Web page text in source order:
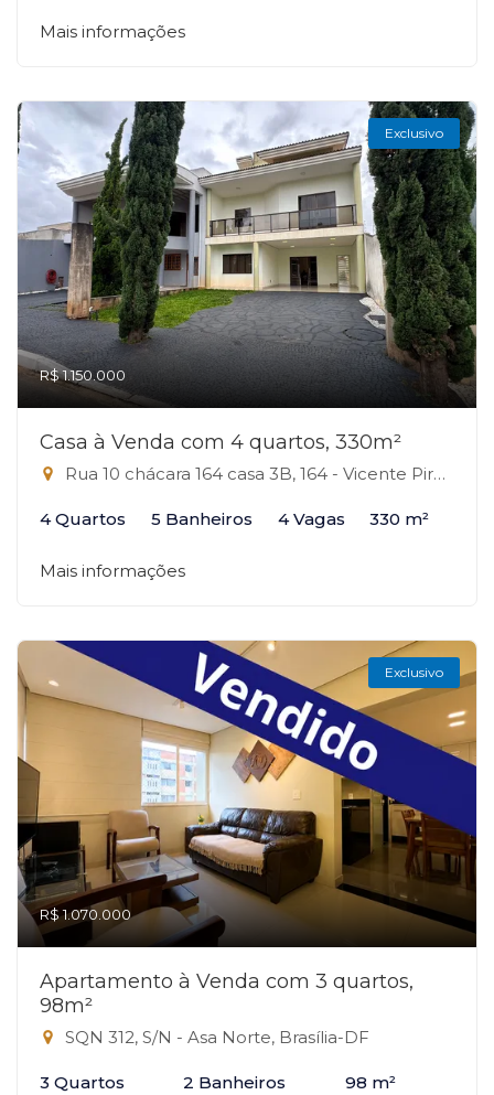
Mais informações
Exclusivo
R$ 1.150.000
Casa à Venda com 4 quartos, 330m²
Rua 10 chácara 164 casa 3B, 164 - Vicente Pires, Vicente Pires-DF
4 Quartos 5 Banheiros 4 Vagas 330 m²
Mais informações
Exclusivo
R$ 1.070.000
Apartamento à Venda com 3 quartos,
98m²
SQN 312, S/N - Asa Norte, Brasília-DF
3 Quartos 2 Banheiros 98 m²